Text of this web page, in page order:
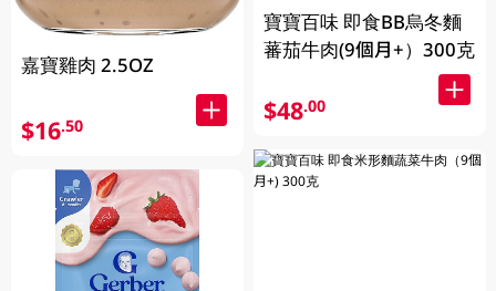
嘉寶雞肉 2.5OZ
$16.50
寶寶百味 即食BB烏冬麵
蕃茄牛肉(9個月+）300克
$48.00